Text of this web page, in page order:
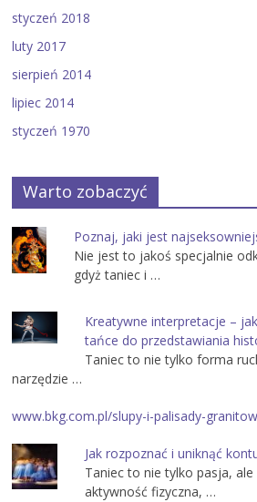
styczeń 2018
luty 2017
sierpień 2014
lipiec 2014
styczeń 1970
Warto zobaczyć
Poznaj, jaki jest
Nie jest to jakoś specjalnie
gdyż taniec i …
Kreatywne interpretacje –
tańce do przedstawiania
Taniec to nie tylko forma
narzędzie …
www.bkg.com.pl/slupy-i-palisady-
Jak rozpoznać i uniknąć
Taniec to nie tylko pasja,
aktywność fizyczna, …